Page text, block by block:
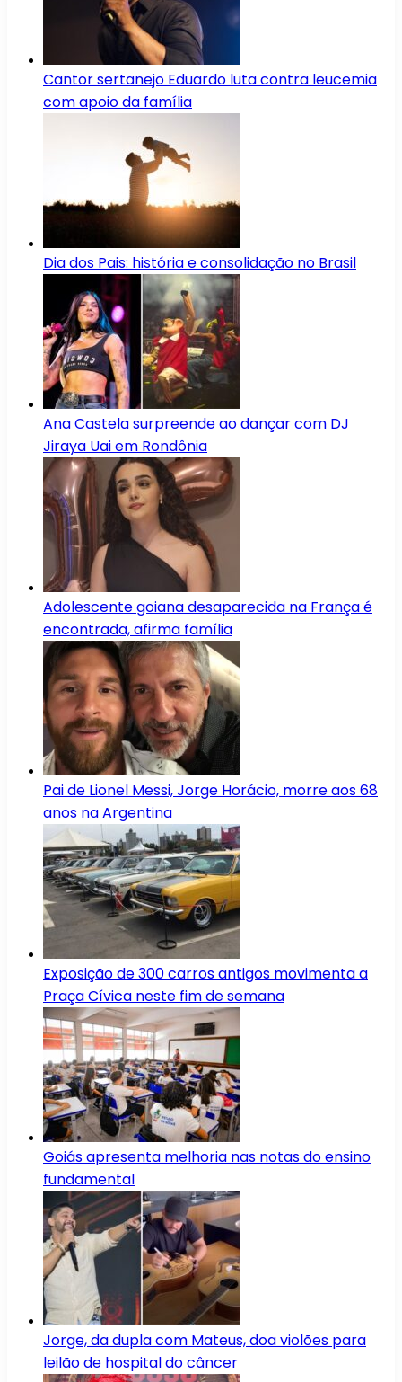
Cantor sertanejo Eduardo luta contra leucemia
com apoio da família
Dia dos Pais: história e consolidação no Brasil
Ana Castela surpreende ao dançar com DJ
Jiraya Uai em Rondônia
Adolescente goiana desaparecida na França é
encontrada, afirma família
Pai de Lionel Messi, Jorge Horácio, morre aos 68
anos na Argentina
Exposição de 300 carros antigos movimenta a
Praça Cívica neste fim de semana
Goiás apresenta melhoria nas notas do ensino
fundamental
Jorge, da dupla com Mateus, doa violões para
leilão de hospital do câncer